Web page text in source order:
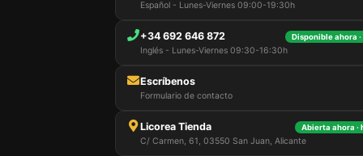
Español - Lunes-Viernes 09:00-19:30h
+34 692 646 872 Disponible ahora
Inglés - Lunes-Viernes 09:30-16:30h
Escríbenos
Formulario de contacto
Licorea Tienda Abierta ahora ·
C/ Carmen, 61, 03550 San Juan, Alicante
para
carrito